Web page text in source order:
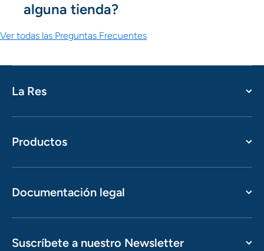
alguna tienda?
Ver todas las Preguntas Frecuentes
La Res
Productos
Documentación legal
Suscríbete a nuestro Newsletter